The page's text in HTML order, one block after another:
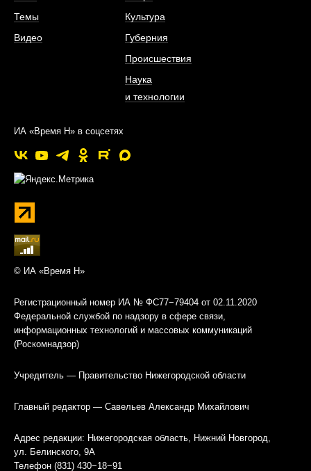
Темы
Видео
Культура
Губерния
Происшествия
Наука
и технологии
ИА «Время Н» в соцсетях
© ИА «Время Н»
Регистрационный номер ИА № ФС77−79404 от 02.11.2020
Федеральной службой по надзору в сфере связи,
информационных технологий и массовых коммуникаций
(Роскомнадзор)
Учредитель — Правительство Нижегородской области
Главный редактор — Савельев Александр Михайлович
Адрес редакции: Нижегородская область, Нижний Новгород,
ул. Белинского, 9А
Телефон (831) 430−18−91